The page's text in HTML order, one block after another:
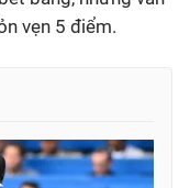
vẹn 5 điểm.